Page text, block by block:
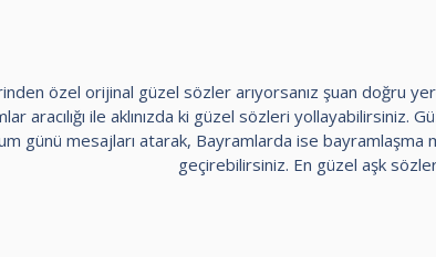
özel orijinal güzel sözler arıyorsanız şuan doğru
aracılığı ile aklınızda ki güzel sözleri yollayabilirsiniz.
günü mesajları atarak, Bayramlarda ise
geçirebilirsiniz. En güzel aşk